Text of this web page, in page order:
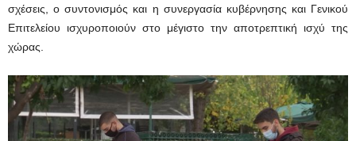
σχέσεις, ο συντονισμός και η συνεργασία κυβέρνησης και Γενικού
Επιτελείου ισχυροποιούν στο μέγιστο την αποτρεπτική ισχύ της
χώρας.